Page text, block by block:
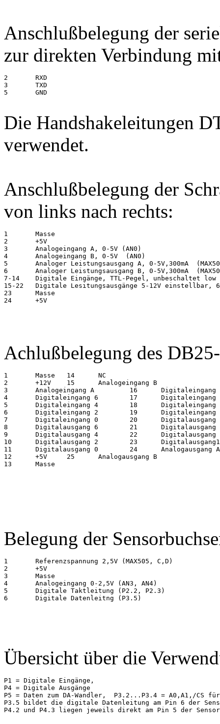
Anschlußbelegung der
zur direkten Verbindung
2       RXD
3       TXD
5       GND
Die Handshakeleitungen
verwendet.
Anschlußbelegung der
von links nach rechts:
1       Masse
2       +5V
3       Analogeingang A, 0-5V (AN0)
4       Analogeingang B, 0-5V  (AN0)
5       Analoger Leistungsausgang A, 0-5V,300mA
6       Analoger Leistungsausgang B, 0-5V,300mA
7-14    Digitale Eingänge, TTL-Pegel, unbeschaltet low
15-22   Digitale Lesitungsausgänge 5-12V einstellbar,
23      Masse
24      +5V
Achlußbelegung des
1       Masse   14      NC
2       +12V    15      Analogeingang B
3       Analogeingang A         16      Digitaleingang
4       Digitaleingang 6        17      Digitaleingang
5       Digitaleingang 4        18      Digitaleingang
6       Digitaleingang 2        19      Digitaleingang
7       Digitaleingang 0        20      Digitalausgang
8       Digitalausgang 6        21      Digitalausgang
9       Digitalausgang 4        22      Digitalausgang
10      Digitalausgang 2        23      Digitalausgang1
11      Digitalausgang 0        24      Analogausgang A
12      +5V     25      Analogausgang B
13      Masse
Belegung der
1       Referenzspannung 2,5V (MAX505, C,D)
2       +5V
3       Masse
4       Analogeingang 0-2,5V (AN3, AN4)
5       Digitale Taktleitung (P2.2, P2.3)
6       Digitale Datenleitng (P3.5)
Übersicht über die
P1 = Digitale Eingänge,
P4 = Digitale Ausgänge
P5 = Daten zum DA-Wandler,  P3.2...P3.4 = A0,A1,/CS für
P3.5 bildet die digitale Datenleitung am Pin 6 der
P4.2 und P4.3 liegen jeweils direkt am Pin 5 der